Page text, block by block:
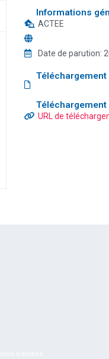
Informations
ACTEE
Date de parution:
Téléchargement
Téléchargement
URL de